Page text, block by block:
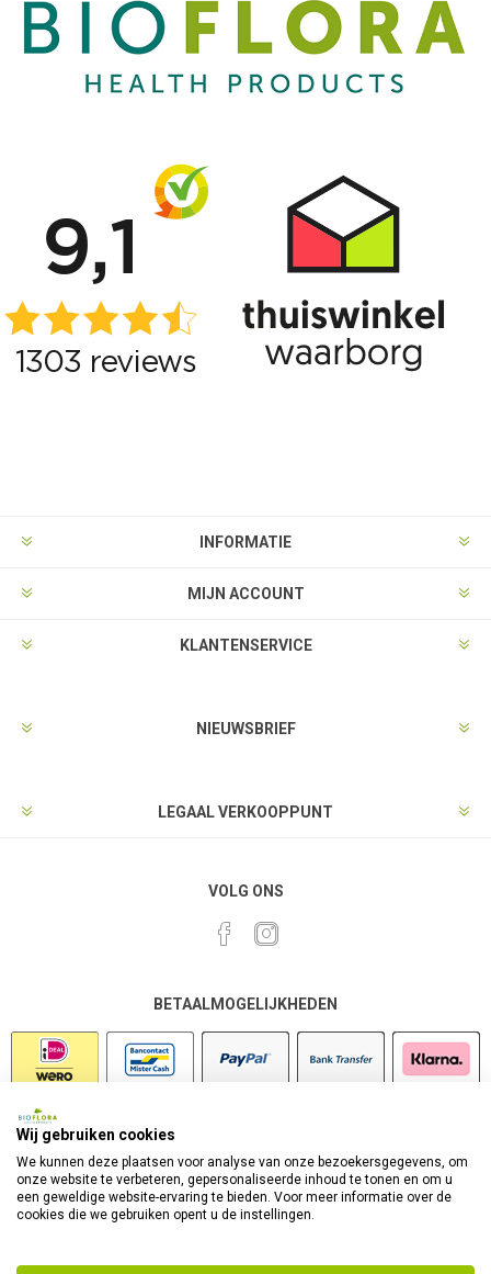
INFORMATIE
MIJN ACCOUNT
KLANTENSERVICE
NIEUWSBRIEF
LEGAAL VERKOOPPUNT
VOLG ONS
BETAALMOGELIJKHEDEN
Wij gebruiken cookies
We kunnen deze plaatsen voor analyse van onze bezoekersgegevens, om
onze website te verbeteren, gepersonaliseerde inhoud te tonen en om u
een geweldige website-ervaring te bieden. Voor meer informatie over de
cookies die we gebruiken opent u de instellingen.